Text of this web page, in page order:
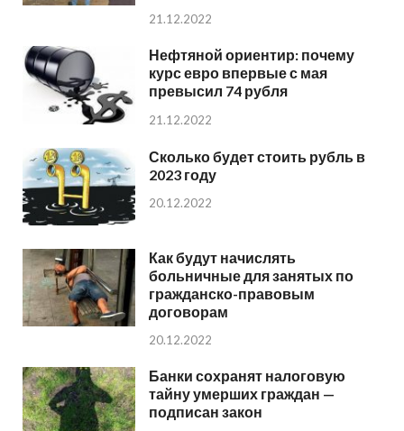
21.12.2022
Нефтяной ориентир: почему
курс евро впервые с мая
превысил 74 рубля
21.12.2022
Сколько будет стоить рубль в
2023 году
20.12.2022
Как будут начислять
больничные для занятых по
гражданско-правовым
договорам
20.12.2022
Банки сохранят налоговую
тайну умерших граждан —
подписан закон